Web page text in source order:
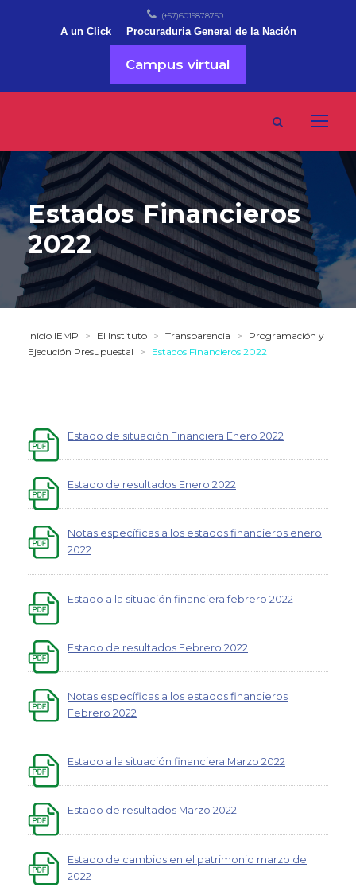
(+57)6015878750
A un Click Procuraduria General de la Nación
Campus virtual
Estados Financieros
2022
Inicio IEMP > El Instituto > Transparencia >
Programación y
Ejecución Presupuestal
> Estados Financieros 2022
Estado de situación Financiera Enero 2022
Estado de resultados Enero 2022
Notas específicas a los estados financieros enero
2022
Estado a la situación financiera febrero 2022
Estado de resultados Febrero 2022
Notas específicas a los estados financieros
Febrero 2022
Estado a la situación financiera Marzo 2022
Estado de resultados Marzo 2022
Estado de cambios en el patrimonio marzo de
2022